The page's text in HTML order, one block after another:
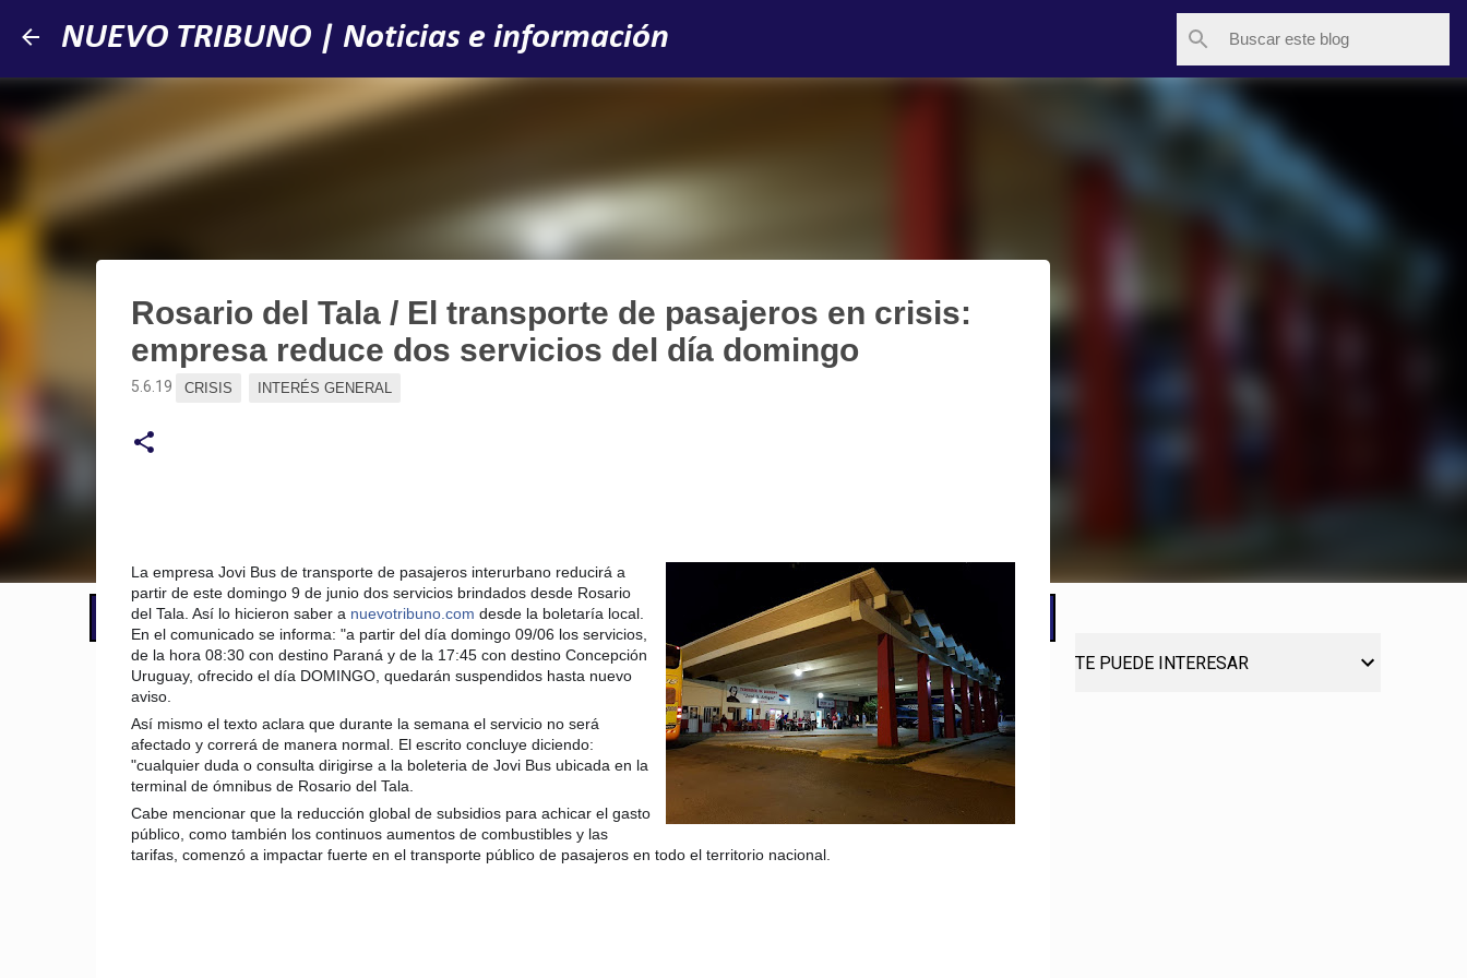
Ir al contenido principal
NUEVO TRIBUNO | Noticias e información
📢 LO ÚLTIMO El Gobierno postergó la reunión paritaria con estatales
Rosario del Tala / El transporte de pasajeros en crisis:
empresa reduce dos servicios del día domingo
5.6.19 CRISIS INTERÉS GENERAL
La empresa Jovi Bus de transporte de pasajeros interurbano reducirá a
partir de este domingo 9 de junio dos servicios brindados desde Rosario
del Tala. Así lo hicieron saber a nuevotribuno.com desde la boletaría local.
En el comunicado se informa: "a partir del día domingo 09/06 los servicios,
de la hora 08:30 con destino Paraná y de la 17:45 con destino Concepción
Uruguay, ofrecido el día DOMINGO, quedarán suspendidos hasta nuevo
aviso.
Así mismo el texto aclara que durante la semana el servicio no será
afectado y correrá de manera normal. El escrito concluye diciendo:
"cualquier duda o consulta dirigirse a la boleteria de Jovi Bus ubicada en la
terminal de ómnibus de Rosario del Tala.
Cabe mencionar que la reducción global de subsidios para achicar el gasto
público, como también los continuos aumentos de combustibles y las
tarifas, comenzó a impactar fuerte en el transporte público de pasajeros en todo el territorio nacional.
TE PUEDE INTERESAR